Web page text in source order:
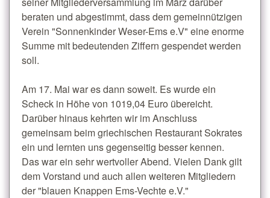
beraten und abgestimmt, dass dem gemeinnützigen
Verein "Sonnenkinder Weser-Ems e.V" eine enorme
Summe mit bedeutenden Ziffern gespendet werden
soll.
Am 17. Mai war es dann soweit. Es wurde ein
Scheck in Höhe von 1019,04 Euro übereicht.
Darüber hinaus kehrten wir im Anschluss
gemeinsam beim griechischen Restaurant Sokrates
ein und lernten uns gegenseitig besser kennen.
Das war ein sehr wertvoller Abend. Vielen Dank gilt
dem Vorstand und auch allen weiteren Mitgliedern
der "blauen Knappen Ems-Vechte e.V."